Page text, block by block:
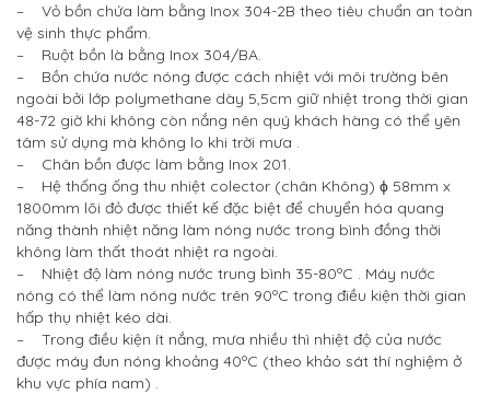
– Vỏ bồn chứa làm bằng Inox 304-2B theo tiêu chuẩn an toàn
vệ sinh thực phẩm.
– Ruột bồn là bằng Inox 304/BA.
– Bồn chứa nước nóng được cách nhiệt với môi trường bên
ngoài bởi lớp polymethane dày 5,5cm giữ nhiệt trong thời gian
48-72 giờ khi không còn nắng nên quý khách hàng có thể yên
tâm sử dụng mà không lo khi trời mưa .
– Chân bồn được làm bằng Inox 201.
– Hệ thống ống thu nhiệt colector (chân Không) ϕ 58mm x
1800mm lõi đỏ được thiết kế đặc biệt để chuyển hóa quang
năng thành nhiệt năng làm nóng nước trong bình đồng thời
không làm thất thoát nhiệt ra ngoài.
– Nhiệt độ làm nóng nước trung bình 35-80ºC . Máy nước
nóng có thể làm nóng nước trên 90ºC trong điều kiện thời gian
hấp thụ nhiệt kéo dài.
– Trong điều kiện ít nắng, mưa nhiều thì nhiệt độ của nước
được máy đun nóng khoảng 40ºC (theo khảo sát thí nghiệm ở
khu vực phía nam) .